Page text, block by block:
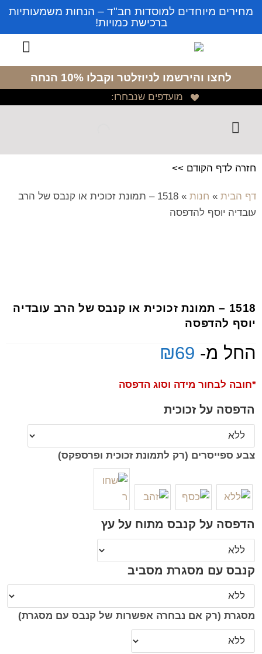
מחירים מיוחדים למוסדות חב"ד – הנחות משמעותיות
ברכישת כמויות!
לחצו והירשמו לניוזלטר וקבלו 10% הנחה
מועדפים שנבחרו:
חזרה לדף הקודם >>
דף הבית » חנות »
1518 – תמונת זכוכית או קנבס של הרב
עובדיה יוסף להדפסה
1518 – תמונת זכוכית או קנבס של הרב עובדיה
יוסף להדפסה
החל מ- ₪69
*חובה לבחור מידה וסוג הדפסה
הדפסה על זכוכית
צבע ספייסרים (רק לתמונת זכוכית ופרספקס)
הדפסה על קנבס מתוח על עץ
קנבס עם מסגרת מסביב
מסגרת (רק אם נבחרה אפשרות של קנבס עם מסגרת)